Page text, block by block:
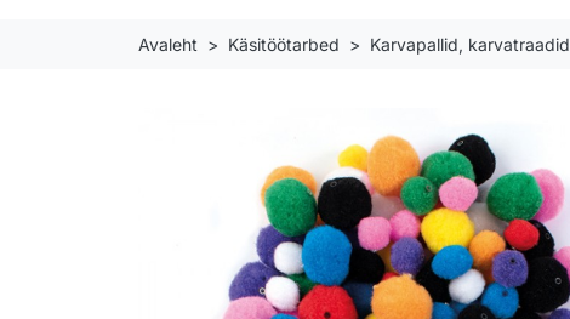
Avaleht Käsitöötarbed Karvapallid, karvatraadid